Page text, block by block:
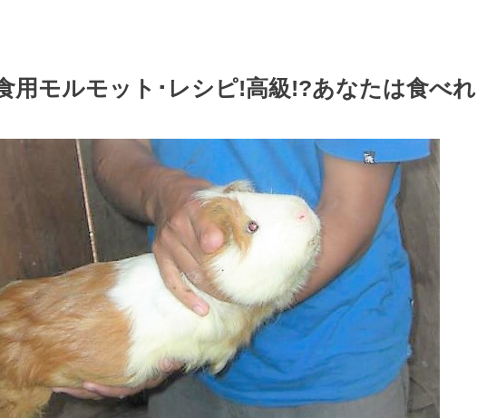
用モルモット･レシピ!高級!?あなたは食べれ